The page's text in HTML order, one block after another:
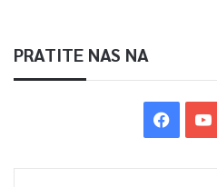
PRATITE NAS NA